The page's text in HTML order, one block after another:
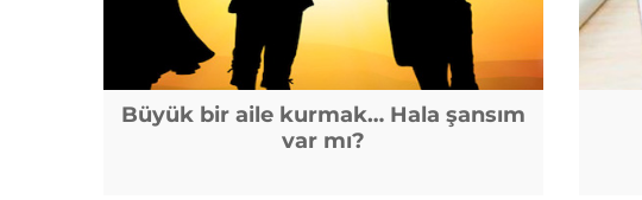
Büyük bir aile kurmak… Hala şansım
var mı?